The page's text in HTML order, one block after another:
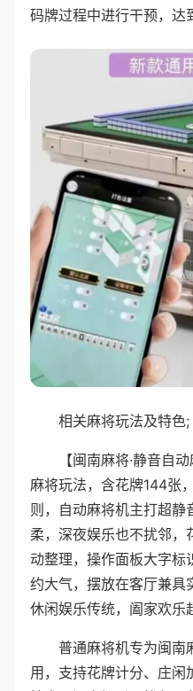
码牌过程中进行干预，达
相关麻将玩法及特色;
【闽南麻将·静音自
麻将玩法，含花牌144张
则，自动麻将机主打超静
柔，深夜娱乐也不扰邻，
动整理，操作面板大字标
约大气，摆放在客厅兼具
休闲娱乐传统，阖家欢乐
普通麻将机专为闽南
用，支持花牌计分、庄闲